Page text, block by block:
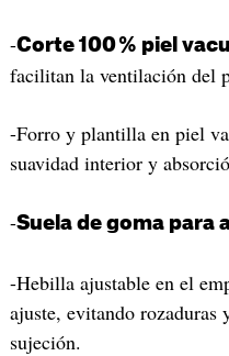
-Corte 100 % piel
facilitan la ventilación del
-Forro y plantilla en piel
suavidad interior y
-Suela de goma para
-Hebilla ajustable en el
ajuste, evitando rozaduras
sujeción.